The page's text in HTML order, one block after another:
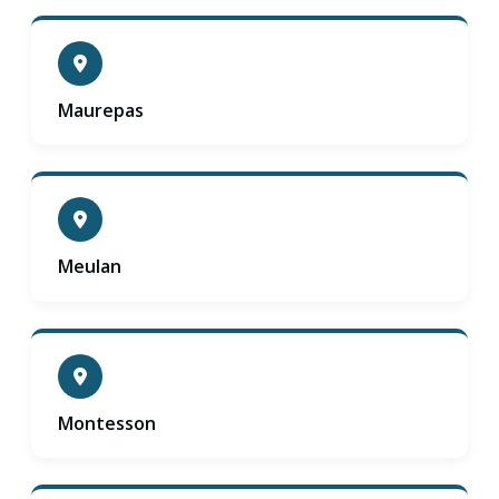
Maurepas
Meulan
Montesson